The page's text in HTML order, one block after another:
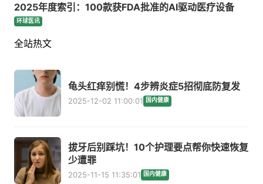
2025年度索引：100款获FDA批准的AI驱动医疗设备
环球医讯
全站热文
龟头红痒别慌！4步辨炎症5招彻底防复发
2025-12-02 11:00:01 国内健康
拔牙后别踩坑！10个护理要点帮你快速恢复
少遭罪
2025-11-15 11:35:01 国内健康